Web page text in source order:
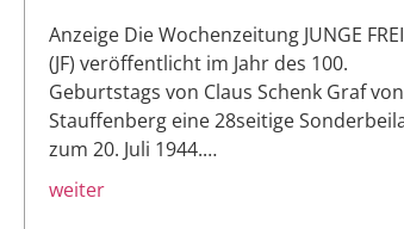
Anzeige Die Wochenzeitung JUNGE
(JF) veröffentlicht im Jahr des 100.
Geburtstags von Claus Schenk Graf von
Stauffenberg eine 28seitige
zum 20. Juli 1944.…
weiter